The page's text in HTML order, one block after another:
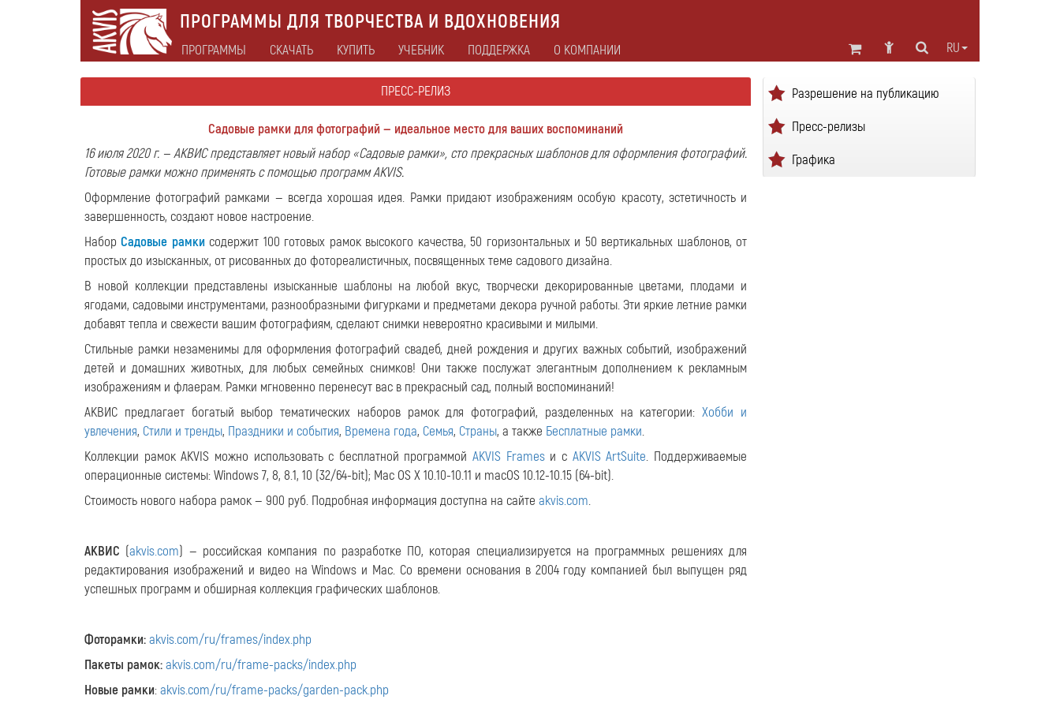
ПРОГРАММЫ ДЛЯ ТВОРЧЕСТВА И ВДОХНОВЕНИЯ
RU
ПРОГРАММЫ СКАЧАТЬ КУПИТЬ УЧЕБНИК ПОДДЕРЖКА О КОМПАНИИ
ПРЕСС-РЕЛИЗ
Садовые рамки для фотографий — идеальное место для ваших воспоминаний
16 июля 2020 г. — АКВИС представляет новый набор «Садовые рамки», сто прекрасных шаблонов для оформления фотографий.
Готовые рамки можно применять с помощью программ AKVIS.
Оформление фотографий рамками — всегда хорошая идея. Рамки придают изображениям особую красоту, эстетичность и
завершенность, создают новое настроение.
НаборСадовые рамкисодержит 100 готовых рамок высокого качества, 50 горизонтальных и 50 вертикальных шаблонов, от
простых до изысканных, от рисованных до фотореалистичных, посвященных теме садового дизайна.
В новой коллекции представлены изысканные шаблоны на любой вкус, творчески декорированные цветами, плодами и
ягодами, садовыми инструментами, разнообразными фигурками и предметами декора ручной работы. Эти яркие летние рамки
добавят тепла и свежести вашим фотографиям, сделают снимки невероятно красивыми и милыми.
Стильные рамки незаменимы для оформления фотографий свадеб, дней рождения и других важных событий, изображений
детей и домашних животных, для любых семейных снимков! Они также послужат элегантным дополнением к рекламным
изображениям и флаерам. Рамки мгновенно перенесут вас в прекрасный сад, полный воспоминаний!
АКВИС предлагает богатый выбор тематических наборов рамок для фотографий, разделенных на категории:Хобби и
увлечения, Стили и тренды, Праздники и события, Времена года, Семья, Страны, а также Бесплатные рамки.
Коллекции рамок AKVIS можно использовать с бесплатной программойAKVIS Framesи с AKVIS ArtSuite. Поддерживаемые
операционные системы: Windows 7, 8, 8.1, 10 (32/64-bit); Mac OS X 10.10-10.11 и macOS 10.12-10.15 (64-bit).
Стоимость нового набора рамок — 900 руб. Подробная информация доступна на сайте akvis.com.
АКВИС (akvis.com) — российская компания по разработке ПО, которая специализируется на программных решениях для
редактирования изображений и видео на Windows и Mac. Со времени основания в 2004 году компанией был выпущен ряд
успешных программ и обширная коллекция графических шаблонов.
Фоторамки:akvis.com/ru/frames/index.php
Пакеты рамок:akvis.com/ru/frame-packs/index.php
Новые рамки:akvis.com/ru/frame-packs/garden-pack.php
Разрешение на публикацию
Пресс-релизы
Графика